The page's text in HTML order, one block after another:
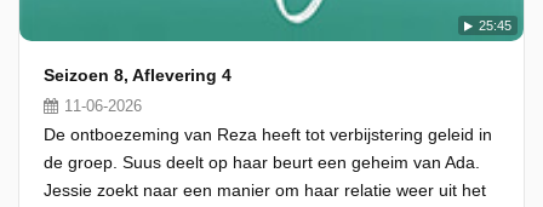
25:45
Seizoen 8, Aflevering 4
11-06-2026
De ontboezeming van Reza heeft tot verbijstering geleid in
de groep. Suus deelt op haar beurt een geheim van Ada.
Jessie zoekt naar een manier om haar relatie weer uit het